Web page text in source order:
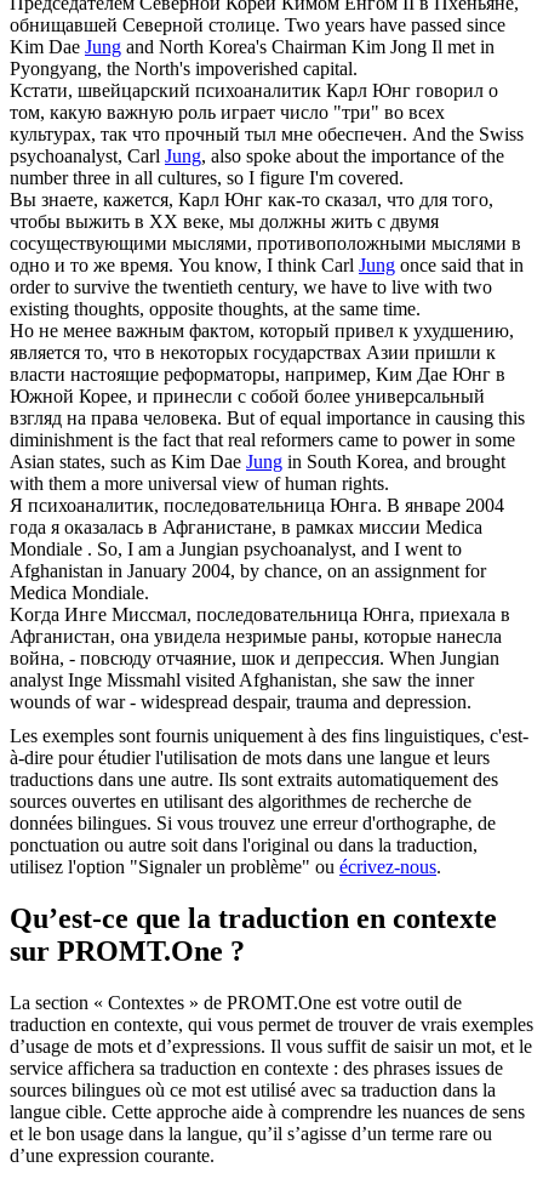
обнищавшей Северной столице. Two years have passed since
Kim Dae Jung and North Korea's Chairman Kim Jong Il met in
Pyongyang, the North's impoverished capital.
Кстати, швейцарский психоаналитик Карл Юнг говорил о
том, какую важную роль играет число "три" во всех
культурах, так что прочный тыл мне обеспечен. And the Swiss
psychoanalyst, Carl Jung, also spoke about the importance of the
number three in all cultures, so I figure I'm covered.
Вы знаете, кажется, Карл Юнг как-то сказал, что для того,
чтобы выжить в ХХ веке, мы должны жить с двумя
сосуществующими мыслями, противоположными мыслями в
одно и то же время. You know, I think Carl Jung once said that in
order to survive the twentieth century, we have to live with two
existing thoughts, opposite thoughts, at the same time.
Но не менее важным фактом, который привел к ухудшению,
является то, что в некоторых государствах Азии пришли к
власти настоящие реформаторы, например, Ким Дае Юнг в
Южной Корее, и принесли с собой более универсальный
взгляд на права человека. But of equal importance in causing this
diminishment is the fact that real reformers came to power in some
Asian states, such as Kim Dae Jung in South Korea, and brought
with them a more universal view of human rights.
Я психоаналитик, последовательница Юнга. В январе 2004
года я оказалась в Афганистане, в рамках миссии Medica
Mondiale . So, I am a Jungian psychoanalyst, and I went to
Afghanistan in January 2004, by chance, on an assignment for
Medica Mondiale.
Koгдa Инге Миссмал, последовательница Юнга, приехала в
Афганистан, она увидела незримые раны, которые нанесла
война, - повсюду отчаяние, шок и депрессия. When Jungian
analyst Inge Missmahl visited Afghanistan, she saw the inner
wounds of war - widespread despair, trauma and depression.
Les exemples sont fournis uniquement à des fins linguistiques, c'est-
à-dire pour étudier l'utilisation de mots dans une langue et leurs
traductions dans une autre. Ils sont extraits automatiquement des
sources ouvertes en utilisant des algorithmes de recherche de
données bilingues. Si vous trouvez une erreur d'orthographe, de
ponctuation ou autre soit dans l'original ou dans la traduction,
utilisez l'option "Signaler un problème" ou écrivez-nous.
Qu’est-ce que la traduction en contexte
sur PROMT.One ?
La section « Contextes » de PROMT.One est votre outil de
traduction en contexte, qui vous permet de trouver de vrais exemples
d’usage de mots et d’expressions. Il vous suffit de saisir un mot, et le
service affichera sa traduction en contexte : des phrases issues de
sources bilingues où ce mot est utilisé avec sa traduction dans la
langue cible. Cette approche aide à comprendre les nuances de sens
et le bon usage dans la langue, qu’il s’agisse d’un terme rare ou
d’une expression courante.